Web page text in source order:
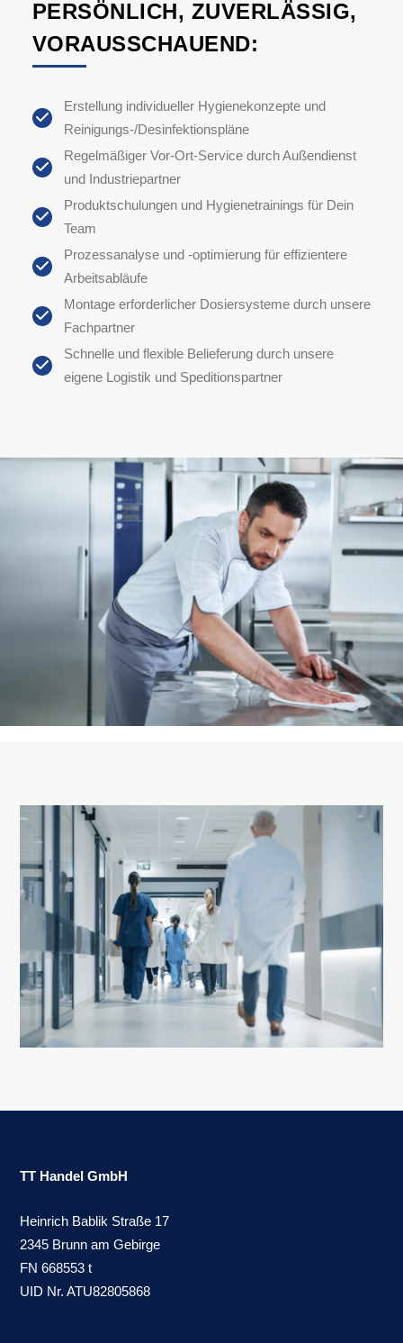
PERSÖNLICH, ZUVERLÄSSIG,
VORAUSSCHAUEND:
Erstellung individueller Hygienekonzepte und
Reinigungs-/Desinfektionspläne
Regelmäßiger Vor-Ort-Service durch Außendienst
und Industriepartner
Produktschulungen und Hygienetrainings für Dein
Team
Prozessanalyse und -optimierung für effizientere
Arbeitsabläufe
Montage erforderlicher Dosiersysteme durch unsere
Fachpartner
Schnelle und flexible Belieferung durch unsere
eigene Logistik und Speditionspartner
TT Handel GmbH
Heinrich Bablik Straße 17
2345 Brunn am Gebirge
FN 668553 t
UID Nr. ATU82805868